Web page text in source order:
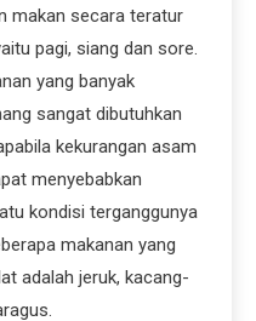
makan secara teratur
pagi, siang dan sore.
yang banyak
sangat dibutuhkan
kekurangan asam
menyebabkan
kondisi terganggunya
makanan yang
adalah jeruk, kacang-